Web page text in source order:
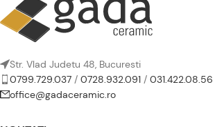
Str. Vlad Judetu 48, Bucuresti
0799.729.037 / 0728.932.091 / 031.422.08.56
office@gadaceramic.ro